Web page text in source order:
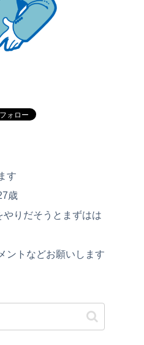
す
歳
りだそうとまずはは
ントなどお願いします